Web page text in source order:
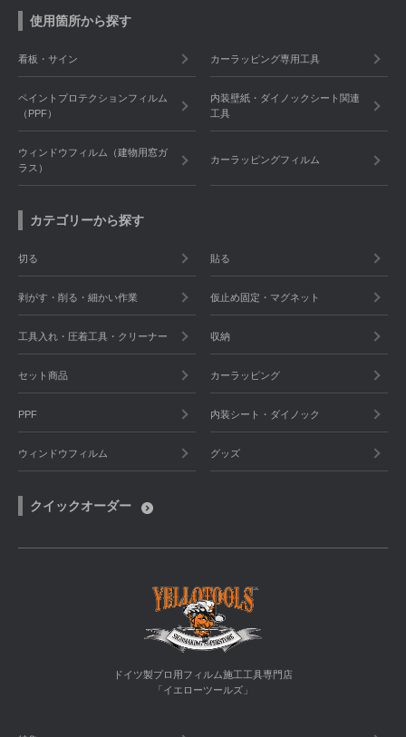
使用箇所から探す
看板・サイン カーラッピング専用工具
ペイントプロテクションフィルム
（PPF）
内装壁紙・ダイノックシート関連
工具
ウィンドウフィルム（建物用窓ガ
ラス）
カーラッピングフィルム
カテゴリーから探す
切る 貼る
剥がす・削る・細かい作業 仮止め固定・マグネット
工具入れ・圧着工具・クリーナー 収納
セット商品 カーラッピング
PPF 内装シート・ダイノック
ウィンドウフィルム グッズ
クイックオーダー
ドイツ製プロ用フィルム施工工具専門店
「イエローツールズ」